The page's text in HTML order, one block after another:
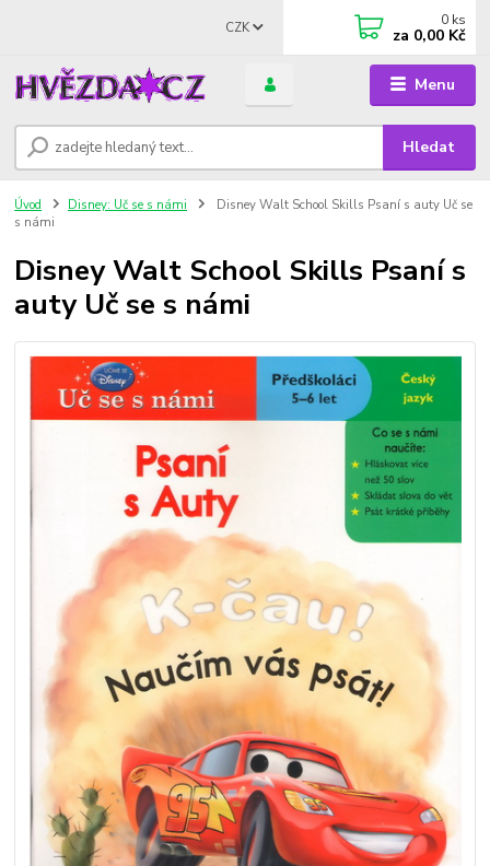
Menu
CZK
Hledat
0 ks
za 0,00 Kč
Úvod Disney: Uč se s námi
Disney Walt School Skills Psaní s auty Uč se
s námi
Disney Walt School Skills Psaní s
auty Uč se s námi